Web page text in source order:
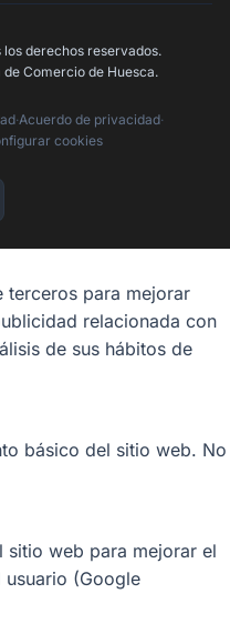
derechos reservados.
Comercio de Huesca.
·Acuerdo de privacidad·
cookies
terceros para mejorar
relacionada con
de sus hábitos de
básico del sitio web. No
sitio web para mejorar el
(Google